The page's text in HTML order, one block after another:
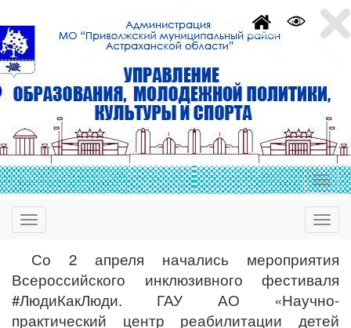
Со 2 апреля начались мероприятия
Всероссийского инклюзивного фестиваля
#ЛюдиКакЛюди. ГАУ АО «Научно-
практический центр реабилитации детей